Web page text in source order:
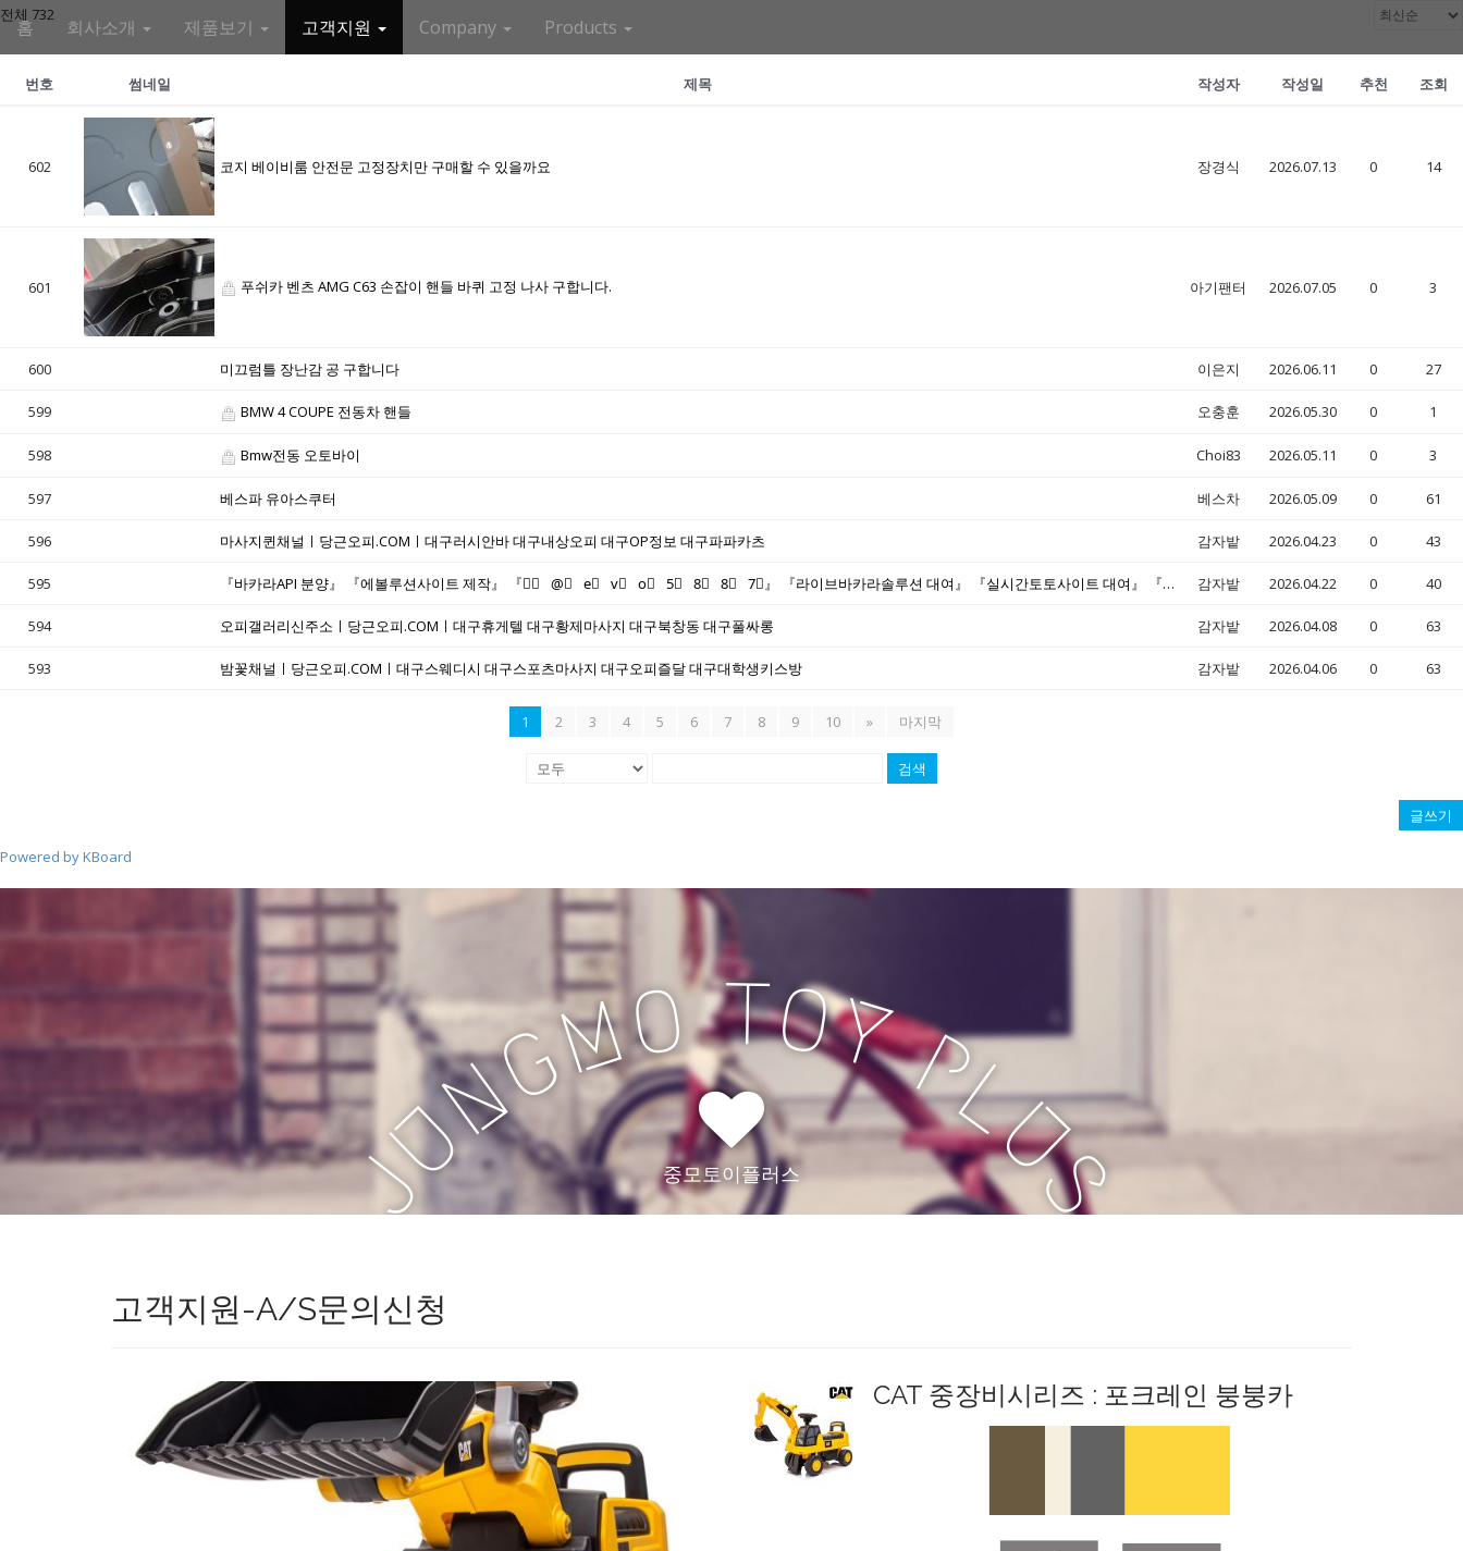
전체 732
번호 썸네일 제목 작성자 작성일 추천 조회
602 코지 베이비룸 안전문 고정장치만 구매할 수 있을까요 장경식 2026.07.13 0 14
601 푸쉬카 벤츠 AMG C63 손잡이 핸들 바퀴 고정 나사 구합니다. 아기팬터 2026.07.05 0 3
600 미끄럼틀 장난감 공 구합니다 이은지 2026.06.11 0 27
599 BMW 4 COUPE 전동차 핸들 오충훈 2026.05.30 0 1
598 Bmw전동 오토바이 Choi83 2026.05.11 0 3
597 베스파 유아스쿠터 베스차 2026.05.09 0 61
596 마사지퀸채널ㅣ당근오피.COMㅣ대구러시안바 대구내상오피 대구OP정보 대구파파카츠 감자밭 2026.04.23 0 43
595 『바카라API 분양』 『에볼루션사이트 제작』 『ㅌ⃞ @⃞ e⃞ v⃞ o⃞ 5⃞ 8⃞ 8⃞ 7⃞』 『라이브바카라솔루션 대여』 『실시간토토사이트 대여』 『슬롯 사이트 임대』 감자밭 2026.04.22 0 40
594 오피갤러리신주소ㅣ당근오피.COMㅣ대구휴게텔 대구황제마사지 대구북창동 대구풀싸롱 감자밭 2026.04.08 0 63
593 밤꽃채널ㅣ당근오피.COMㅣ대구스웨디시 대구스포츠마사지 대구오피즐달 대구대학생키스방 감자밭 2026.04.06 0 63
1 2 3 4 5 6 7 8 9 10 » 마지막
검색
글쓰기
Powered by KBoard
M
S
i
홈 회사소개 제품보기 고객지원 Company Products
J
U
NGMO TOYPL
U
S
중모토이플러스
고객지원-A/S문의신청
CAT 중장비시리즈 : 포크레인 붕붕카